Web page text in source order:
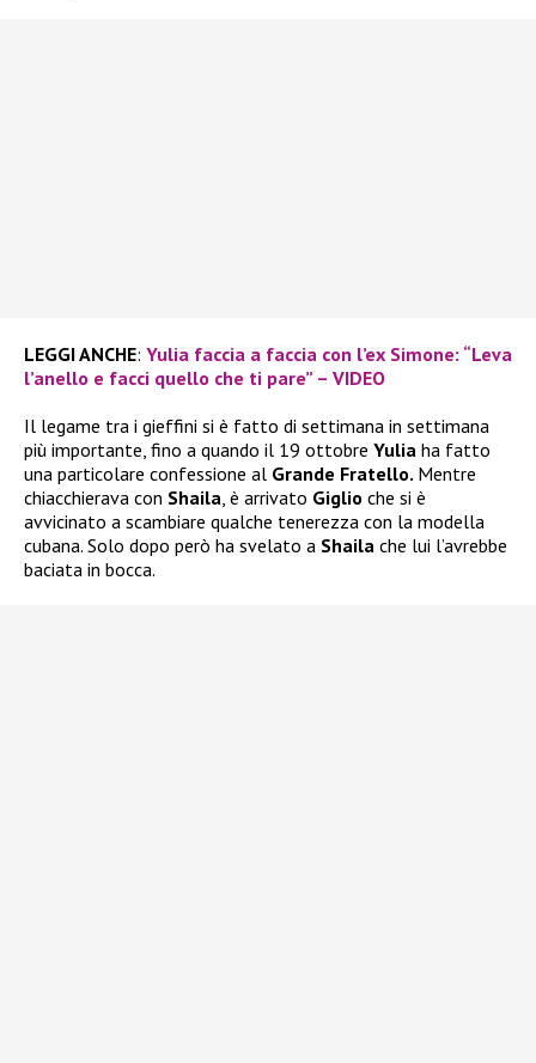
LEGGI ANCHE: Yulia faccia a faccia con l’ex Simone: “Leva
l’anello e facci quello che ti pare” – VIDEO
Il legame tra i gieffini si è fatto di settimana in settimana
più importante, fino a quando il 19 ottobre Yulia ha fatto
una particolare confessione al Grande Fratello. Mentre
chiacchierava con Shaila, è arrivato Giglio che si è
avvicinato a scambiare qualche tenerezza con la modella
cubana. Solo dopo però ha svelato a Shaila che lui l’avrebbe
baciata in bocca.